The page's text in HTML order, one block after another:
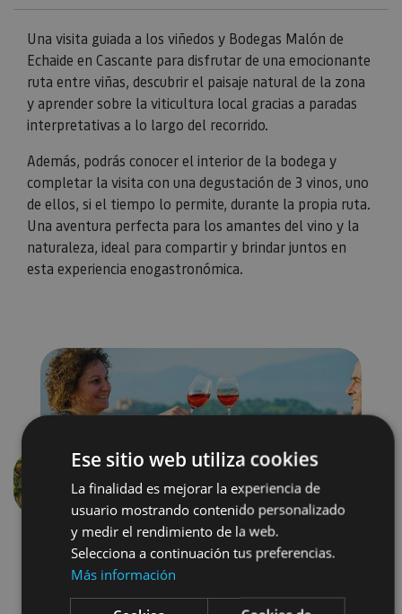
Una visita guiada a los viñedos y Bodegas Malón de
Echaide en Cascante para disfrutar de una emocionante
ruta entre viñas, descubrir el paisaje natural de la zona
y aprender sobre la viticultura local gracias a paradas
interpretativas a lo largo del recorrido.
Además, podrás conocer el interior de la bodega y
completar la visita con una degustación de 3 vinos, uno
de ellos, si el tiempo lo permite, durante la propia ruta.
Una aventura perfecta para los amantes del vino y la
naturaleza, ideal para compartir y brindar juntos en
esta experiencia enogastronómica.
Précédent
Ese sitio web utiliza cookies
La finalidad es mejorar la experiencia de
usuario mostrando contenido personalizado
y medir el rendimiento de la web.
Selecciona a continuación tus preferencias.
Más información